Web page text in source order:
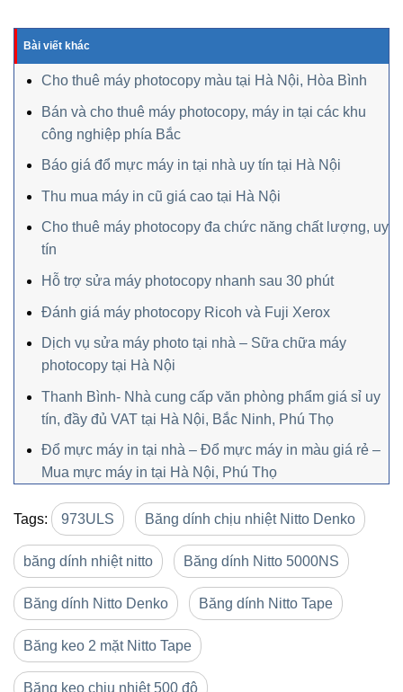
Bài viết khác
Cho thuê máy photocopy màu tại Hà Nội, Hòa Bình
Bán và cho thuê máy photocopy, máy in tại các khu
công nghiệp phía Bắc
Báo giá đổ mực máy in tại nhà uy tín tại Hà Nội
Thu mua máy in cũ giá cao tại Hà Nội
Cho thuê máy photocopy đa chức năng chất lượng, uy
tín
Hỗ trợ sửa máy photocopy nhanh sau 30 phút
Đánh giá máy photocopy Ricoh và Fuji Xerox
Dịch vụ sửa máy photo tại nhà – Sữa chữa máy
photocopy tại Hà Nội
Thanh Bình- Nhà cung cấp văn phòng phẩm giá sỉ uy
tín, đầy đủ VAT tại Hà Nội, Bắc Ninh, Phú Thọ
Đổ mực máy in tại nhà – Đổ mực máy in màu giá rẻ –
Mua mực máy in tại Hà Nội, Phú Thọ
Tags: 973ULS Băng dính chịu nhiệt Nitto Denko
băng dính nhiệt nitto Băng dính Nitto 5000NS
Băng dính Nitto Denko Băng dính Nitto Tape
Băng keo 2 mặt Nitto Tape
Băng keo chịu nhiệt 500 độ